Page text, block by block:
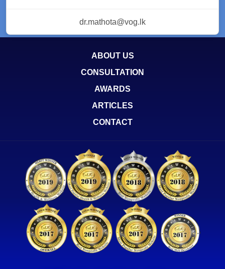
dr.mathota@vog.lk
ABOUT US
CONSULTATION
AWARDS
ARTICLES
CONTACT